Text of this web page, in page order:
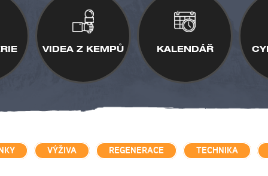
VIDEA Z KEMPŮ KALENDÁŘ
VÝŽIVA REGENERACE TECHNIKA